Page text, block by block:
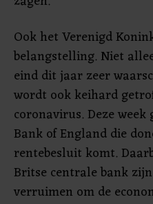
Ook het Verenigd
belangstelling. Niet
eind dit jaar zeer
wordt ook keihard
coronavirus. Deze
Bank of England die
rentebesluit komt.
Britse centrale bank
verruimen om de